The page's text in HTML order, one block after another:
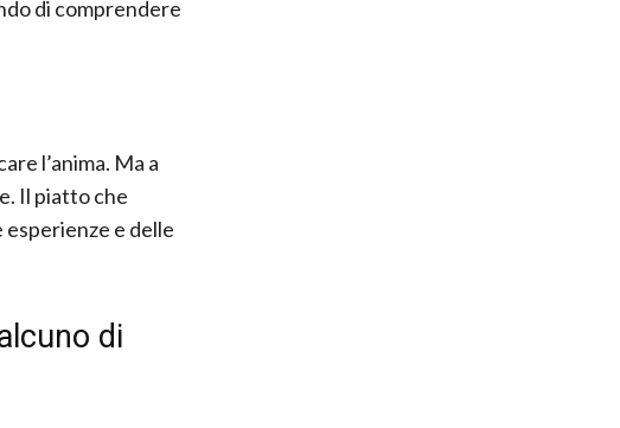
di comprendere
l’anima. Ma a
Il piatto che
e delle
di